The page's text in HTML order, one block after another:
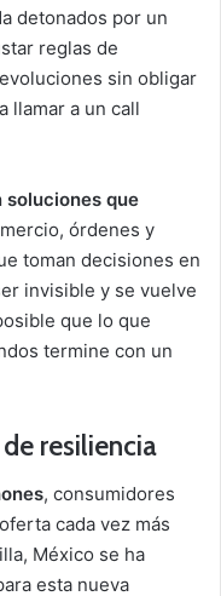
detonados por un
reglas de
sin obligar
llamar a un call
soluciones que
órdenes y
toman decisiones en
invisible y se vuelve
que lo que
termine con un
resiliencia
, consumidores
cada vez más
México se ha
esta nueva